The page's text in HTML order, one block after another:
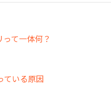
て一体何？
ている原因